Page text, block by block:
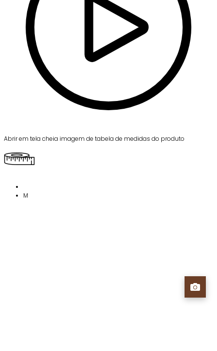
Abrir em tela cheia imagem de tabela de medidas do produto
M